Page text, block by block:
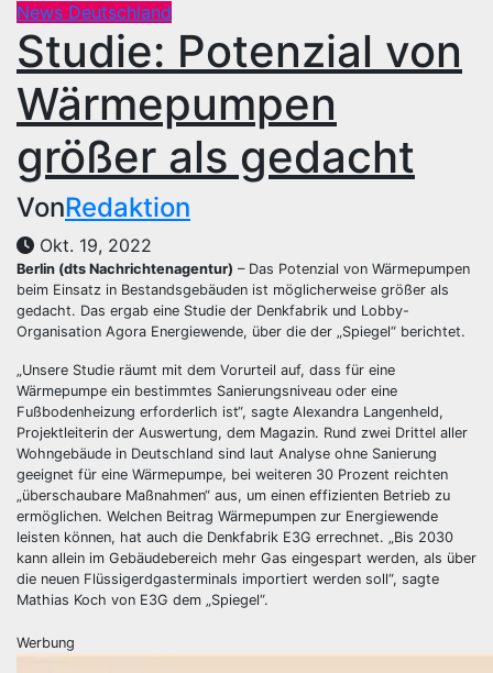
News Deutschland
Studie: Potenzial von
Wärmepumpen
größer als gedacht
VonRedaktion
Okt. 19, 2022
Berlin (dts Nachrichtenagentur) – Das Potenzial von Wärmepumpen
beim Einsatz in Bestandsgebäuden ist möglicherweise größer als
gedacht. Das ergab eine Studie der Denkfabrik und Lobby-
Organisation Agora Energiewende, über die der „Spiegel“ berichtet.
„Unsere Studie räumt mit dem Vorurteil auf, dass für eine
Wärmepumpe ein bestimmtes Sanierungsniveau oder eine
Fußbodenheizung erforderlich ist“, sagte Alexandra Langenheld,
Projektleiterin der Auswertung, dem Magazin. Rund zwei Drittel aller
Wohngebäude in Deutschland sind laut Analyse ohne Sanierung
geeignet für eine Wärmepumpe, bei weiteren 30 Prozent reichten
„überschaubare Maßnahmen“ aus, um einen effizienten Betrieb zu
ermöglichen. Welchen Beitrag Wärmepumpen zur Energiewende
leisten können, hat auch die Denkfabrik E3G errechnet. „Bis 2030
kann allein im Gebäudebereich mehr Gas eingespart werden, als über
die neuen Flüssigerdgasterminals importiert werden soll“, sagte
Mathias Koch von E3G dem „Spiegel“.
Werbung